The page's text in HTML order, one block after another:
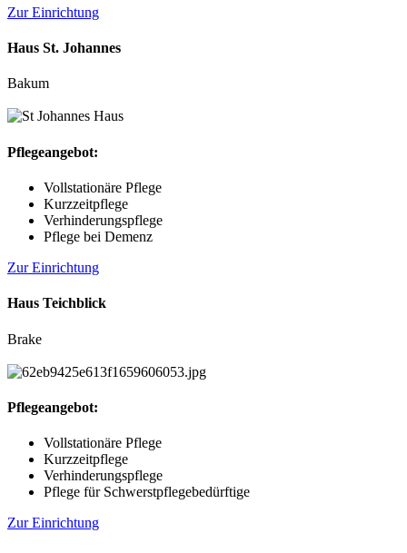
Zur Einrichtung
Haus St. Johannes
Bakum
Pflegeangebot:
Vollstationäre Pflege
Kurzzeitpflege
Verhinderungspflege
Pflege bei Demenz
Zur Einrichtung
Haus Teichblick
Brake
Pflegeangebot:
Vollstationäre Pflege
Kurzzeitpflege
Verhinderungspflege
Pflege für Schwerstpflegebedürftige
Zur Einrichtung